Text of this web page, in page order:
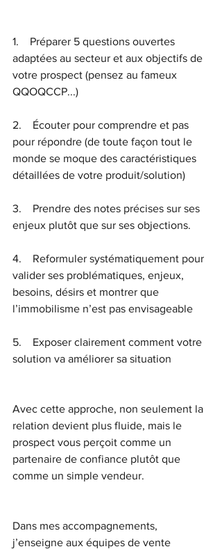
1.    Préparer 5 questions ouvertes
adaptées au secteur et aux objectifs de
votre prospect (pensez au fameux
QQOQCCP...)
2.    Écouter pour comprendre et pas
pour répondre (de toute façon tout le
monde se moque des caractéristiques
détaillées de votre produit/solution)
3.    Prendre des notes précises sur ses
enjeux plutôt que sur ses objections.
4.    Reformuler systématiquement pour
valider ses problématiques, enjeux,
besoins, désirs et montrer que
l’immobilisme n’est pas envisageable
5.    Exposer clairement comment votre
solution va améliorer sa situation
Avec cette approche, non seulement la
relation devient plus fluide, mais le
prospect vous perçoit comme un
partenaire de confiance plutôt que
comme un simple vendeur.
Dans mes accompagnements,
j’enseigne aux équipes de vente